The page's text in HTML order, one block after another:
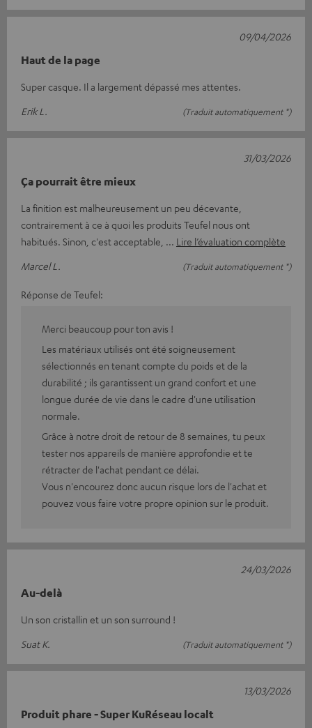
Haut de la page
Super casque. Il a largement dépassé mes attentes.
Erik L.
(Traduit automatiquement *)
09/04/2026
Ça pourrait être mieux
La finition est malheureusement un peu décevante,
contrairement à ce à quoi les produits Teufel nous ont
habitués. Sinon, c'est acceptable,
Lire l’évaluation complète
Marcel L.
(Traduit automatiquement *)
31/03/2026
Réponse de Teufel:
Merci beaucoup pour ton avis !
Les matériaux utilisés ont été soigneusement
sélectionnés en tenant compte du poids et de la
durabilité ; ils garantissent un grand confort et une
longue durée de vie dans le cadre d'une utilisation
normale.
Grâce à notre droit de retour de 8 semaines, tu peux
tester nos appareils de manière approfondie et te
rétracter de l'achat pendant ce délai.
Vous n'encourez donc aucun risque lors de l'achat et
pouvez vous faire votre propre opinion sur le produit.
Au-delà
Un son cristallin et un son surround !
Suat K.
(Traduit automatiquement *)
24/03/2026
Produit phare - Super KuRéseau localt
13/03/2026